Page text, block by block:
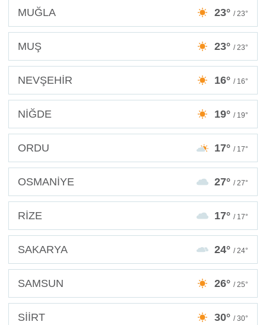
MUĞLA 23° / 23°
MUŞ 23° / 23°
NEVŞEHİR 16° / 16°
NİĞDE 19° / 19°
ORDU 17° / 17°
OSMANİYE 27° / 27°
RİZE 17° / 17°
SAKARYA 24° / 24°
SAMSUN 26° / 25°
SİİRT 30° / 30°